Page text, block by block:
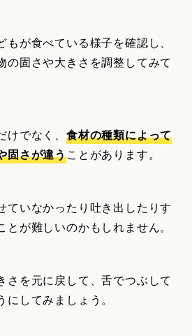
が食べている様子を確認し、
の固さや大きさを調整してみて
でなく、 食材の種類によって
固さが違うことがあります。
ていなかったり吐き出したりす
が難しいのかもしれません。
さを元に戻して、舌でつぶして
してみましょう。